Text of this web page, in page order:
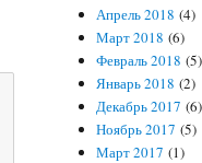
Апрель 2018 (4)
Март 2018 (6)
Февраль 2018 (5)
Январь 2018 (2)
Декабрь 2017 (6)
Ноябрь 2017 (5)
Март 2017 (1)